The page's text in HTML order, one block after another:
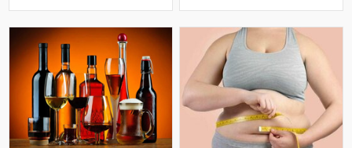
tez-tez təkrarlanır, çox olursa və
ya çətin dayanırsa, mütlə
bərəkətinə, tacir üçün çox quru,
xalq üçün yaxşı bir idarəy